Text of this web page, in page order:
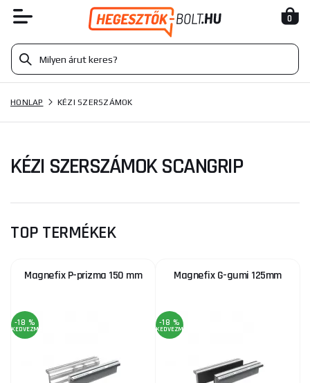
0
HONLAP KÉZI SZERSZÁMOK
KÉZI SZERSZÁMOK SCANGRIP
TOP TERMÉKEK
Magnefix P-prizma 150 mm
-18 %
KEDVEZMÉNY
Magnefix G-gumi 125mm
-18 %
KEDVEZMÉNY